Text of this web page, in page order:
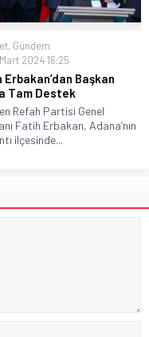
, Gündem
2024 16:25
Erbakan’dan Başkan
Tam Destek
Refah Partisi Genel
Fatih Erbakan, Adana’nın
ilçesinde...